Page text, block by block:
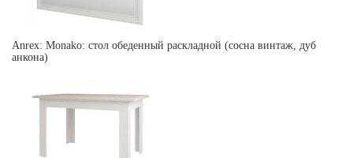
Anrex: Monako: стол обеденный раскладной (сосна винтаж, дуб
анкона)